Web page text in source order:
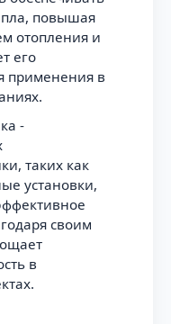
повышая
отопления и
его
применения в
-
таких как
установки,
своим
в